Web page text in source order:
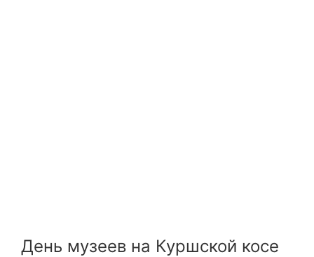
День музеев на Куршской косе